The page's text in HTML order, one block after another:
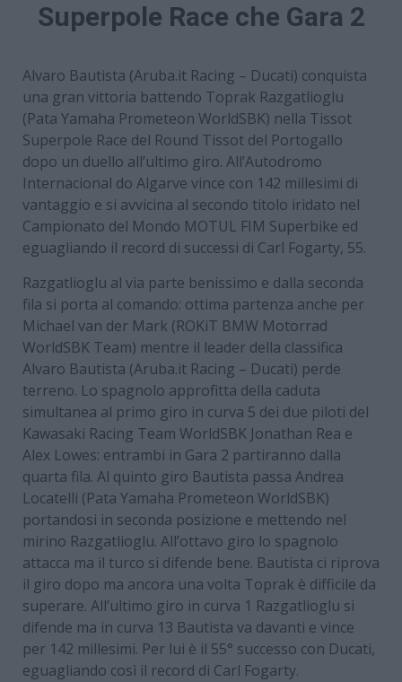
Superpole Race che Gara 2
Alvaro Bautista (Aruba.it Racing – Ducati) conquista
una gran vittoria battendo Toprak Razgatlioglu
(Pata Yamaha Prometeon WorldSBK) nella Tissot
Superpole Race del Round Tissot del Portogallo
dopo un duello all’ultimo giro. All’Autodromo
Internacional do Algarve vince con 142 millesimi di
vantaggio e si avvicina al secondo titolo iridato nel
Campionato del Mondo MOTUL FIM Superbike ed
eguagliando il record di successi di Carl Fogarty, 55.
Razgatlioglu al via parte benissimo e dalla seconda
fila si porta al comando: ottima partenza anche per
Michael van der Mark (ROKiT BMW Motorrad
WorldSBK Team) mentre il leader della classifica
Alvaro Bautista (Aruba.it Racing – Ducati) perde
terreno. Lo spagnolo approfitta della caduta
simultanea al primo giro in curva 5 dei due piloti del
Kawasaki Racing Team WorldSBK Jonathan Rea e
Alex Lowes: entrambi in Gara 2 partiranno dalla
quarta fila. Al quinto giro Bautista passa Andrea
Locatelli (Pata Yamaha Prometeon WorldSBK)
portandosi in seconda posizione e mettendo nel
mirino Razgatlioglu. All’ottavo giro lo spagnolo
attacca ma il turco si difende bene. Bautista ci riprova
il giro dopo ma ancora una volta Toprak è difficile da
superare. All’ultimo giro in curva 1 Razgatlioglu si
difende ma in curva 13 Bautista va davanti e vince
per 142 millesimi. Per lui è il 55° successo con Ducati,
eguagliando così il record di Carl Fogarty.